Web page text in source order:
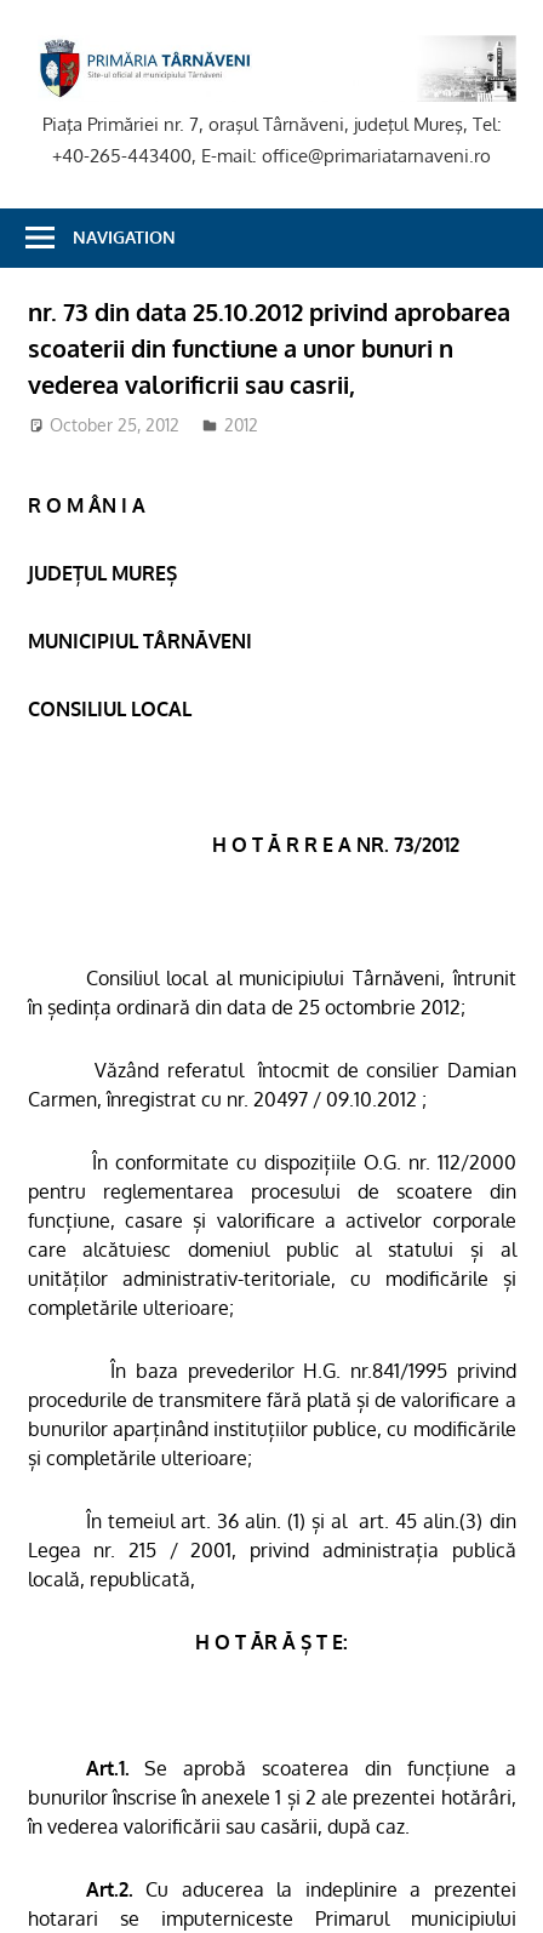
content
Piaţa Primăriei nr. 7, oraşul Târnăveni, judeţul Mureş, Tel:
+40-265-443400, E-mail: office@primariatarnaveni.ro
NAVIGATION
nr. 73 din data 25.10.2012 privind aprobarea
scoaterii din functiune a unor bunuri n
vederea valorificrii sau casrii,
October 25, 2012 2012
R O M ÂN I A
JUDEȚUL MUREȘ
MUNICIPIUL TÂRNĂVENI
CONSILIUL LOCAL
H O T Ă R R E A NR. 73/2012
Consiliul local al municipiului Târnăveni, întrunit
în ședința ordinară din data de 25 octombrie 2012;
Văzând referatul
întocmit de consilier Damian
Carmen, înregistrat cu nr. 20497 / 09.10.2012 ;
În conformitate cu dispozițiile O.G. nr. 112/2000
pentru reglementarea procesului de scoatere din
funcțiune, casare și valorificare a activelor corporale
care alcătuiesc domeniul public al statului și al
unităților administrativ-teritoriale, cu modificările și
completările ulterioare;
În baza prevederilor H.G. nr.841/1995 privind
procedurile de transmitere fără plată și de valorificare a
bunurilor aparținând instituțiilor publice, cu modificările
și completările ulterioare;
În temeiul art. 36 alin. (1) și al art. 45 alin.(3) din
Legea nr. 215 / 2001, privind administrația publică
locală, republicată,
H O T ĂR Ă Ș T E:
Art.1.
Se aprobă scoaterea din funcțiune a
bunurilor înscrise în anexele 1 și 2 ale prezentei hotărâri,
în vederea valorificării sau casării, după caz.
Art.2. Cu aducerea la indeplinire a prezentei
hotarari se imputerniceste Primarul municipiului